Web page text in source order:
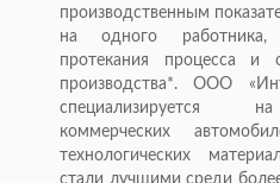
производственным
на одного работника,
протекания процесса и
производства*. ООО
специализируется
коммерческих
технологических
стали лучшими среди